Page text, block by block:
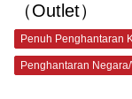
（Outlet）
Penuh Penghantaran
Penghantaran